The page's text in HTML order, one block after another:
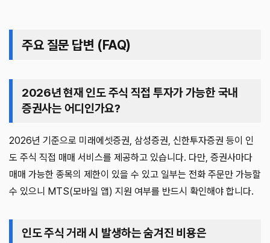
주요 질문 답변 (FAQ)
2026년 현재 인도 주식 직접 투자가 가능한 국내
증권사는 어디인가요?
2026년 기준으로 미래에셋증권, 삼성증권, 신한투자증권 등이 인
도 주식 직접 매매 서비스를 제공하고 있습니다. 다만, 증권사마다
매매 가능한 종목의 제한이 있을 수 있고 일부는 전화 주문만 가능할
수 있으니 MTS(모바일 앱) 지원 여부를 반드시 확인해야 합니다.
인도 주식 거래 시 발생하는 숨겨진 비용은